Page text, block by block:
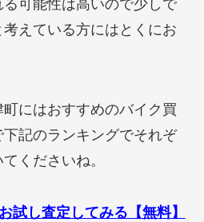
可能性は高いので少しで
えている方にはとくにお
にはおすすめのバイク買
記のランキングでそれぞ
くださいね。
試し査定してみる【無料】